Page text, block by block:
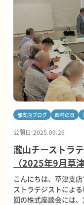
部支店ブログ 西村の日
公開日:2025.09.26
瀧山チーストラ
（2025年9月草
こんにちは、草津支
ストラテジストによ
回の株式座談会には